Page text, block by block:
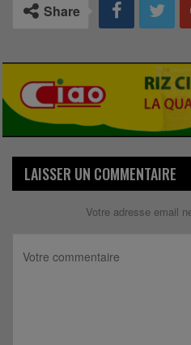
Share
LAISSER UN COMMENTAIRE
Votre adresse email